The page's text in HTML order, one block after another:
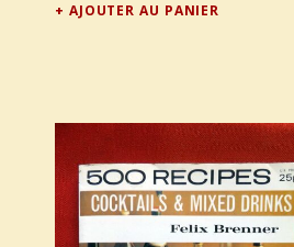
AJOUTER AU PANIER